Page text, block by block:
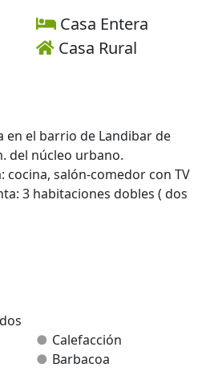
Casa Entera
Casa Rural
en el barrio de Landibar de
del núcleo urbano.
cocina, salón-comedor con TV
3 habitaciones dobles ( dos
y un baño. Porche
Calefacción
Barbacoa